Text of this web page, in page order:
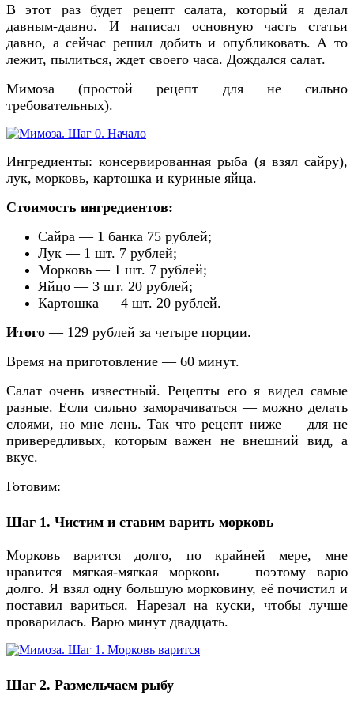
В этот раз будет рецепт салата, который я делал
давным-давно. И написал основную часть статьи
давно, а сейчас решил добить и опубликовать. А то
лежит, пылиться, ждет своего часа. Дождался салат.
Мимоза (простой рецепт для не сильно
требовательных).
Ингредиенты: консервированная рыба (я взял сайру),
лук, морковь, картошка и куриные яйца.
Стоимость ингредиентов:
Сайра — 1 банка 75 рублей;
Лук — 1 шт. 7 рублей;
Морковь — 1 шт. 7 рублей;
Яйцо — 3 шт. 20 рублей;
Картошка — 4 шт. 20 рублей.
Итого — 129 рублей за четыре порции.
Время на приготовление — 60 минут.
Салат очень известный. Рецепты его я видел самые
разные. Если сильно заморачиваться — можно делать
слоями, но мне лень. Так что рецепт ниже — для не
привередливых, которым важен не внешний вид, а
вкус.
Готовим:
Шаг 1. Чистим и ставим варить морковь
Морковь варится долго, по крайней мере, мне
нравится мягкая-мягкая морковь — поэтому варю
долго. Я взял одну большую морковину, её почистил и
поставил вариться. Нарезал на куски, чтобы лучше
проварилась. Варю минут двадцать.
Шаг 2. Размельчаем рыбу